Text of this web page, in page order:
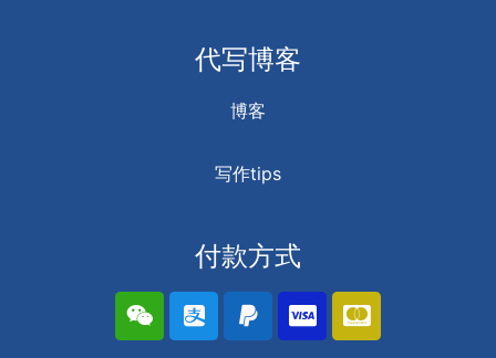
代写博客
博客
写作tips
付款方式